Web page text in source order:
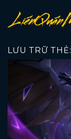
qua
nội
dung
LƯU TRỮ THẺ: